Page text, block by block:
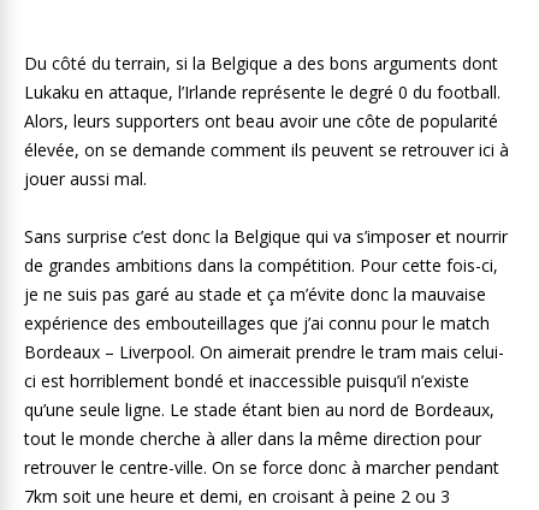
Du côté du terrain, si la Belgique a des bons arguments dont
Lukaku en attaque, l’Irlande représente le degré 0 du football.
Alors, leurs supporters ont beau avoir une côte de popularité
élevée, on se demande comment ils peuvent se retrouver ici à
jouer aussi mal.
Sans surprise c’est donc la Belgique qui va s’imposer et nourrir
de grandes ambitions dans la compétition. Pour cette fois-ci,
je ne suis pas garé au stade et ça m’évite donc la mauvaise
expérience des embouteillages que j’ai connu pour le match
Bordeaux – Liverpool. On aimerait prendre le tram mais celui-
ci est horriblement bondé et inaccessible puisqu’il n’existe
qu’une seule ligne. Le stade étant bien au nord de Bordeaux,
tout le monde cherche à aller dans la même direction pour
retrouver le centre-ville. On se force donc à marcher pendant
7km soit une heure et demi, en croisant à peine 2 ou 3